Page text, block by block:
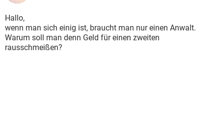
Hallo,
wenn man sich einig ist, braucht man nur einen Anwalt.
Warum soll man denn Geld für einen zweiten
rausschmeißen?